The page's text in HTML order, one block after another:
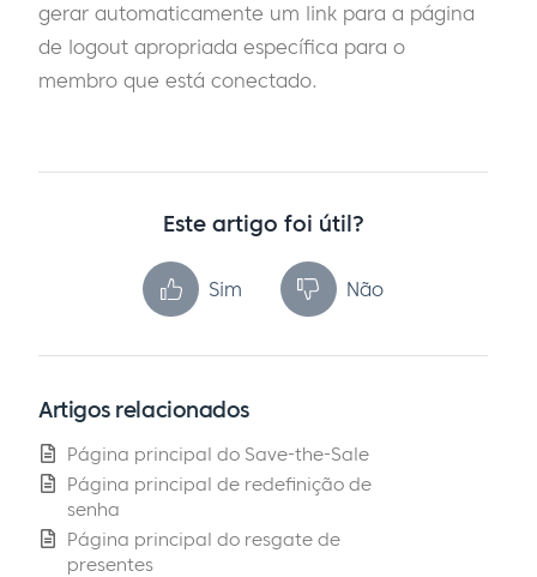
gerar automaticamente um link para a página
de logout apropriada específica para o
membro que está conectado.
Este artigo foi útil?
Sim Não
Artigos relacionados
Página principal do Save-the-Sale
Página principal de redefinição de
senha
Página principal do resgate de
presentes